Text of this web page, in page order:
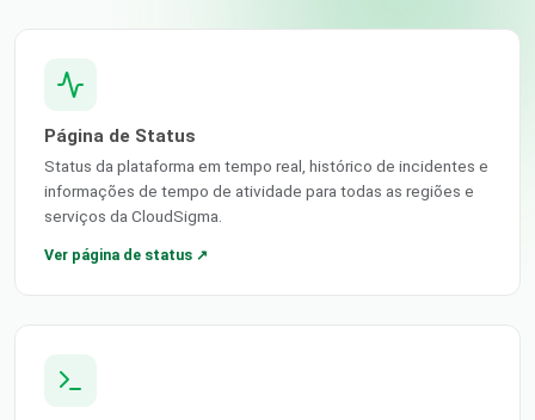
Página de Status
Status da plataforma em tempo real, histórico de incidentes e
informações de tempo de atividade para todas as regiões e
serviços da CloudSigma.
Ver página de status ↗